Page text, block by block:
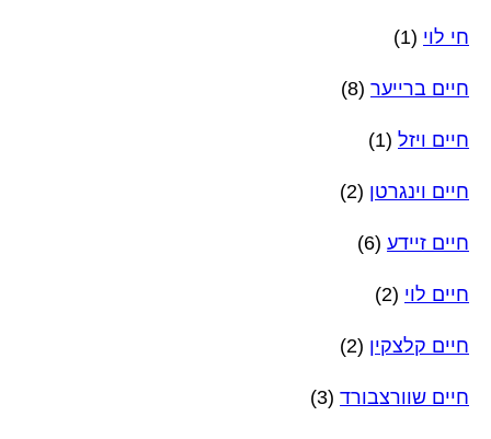
חי לוי (1)
חיים ברייער (8)
חיים ויזל (1)
חיים וינגרטן (2)
חיים זיידע (6)
חיים לוי (2)
חיים קלצקין (2)
חיים שוורצבורד (3)